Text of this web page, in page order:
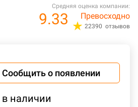
Средняя оценка компании:
9.33 Превосходно
22390 отзывов
Сообщить о появлении
наличии